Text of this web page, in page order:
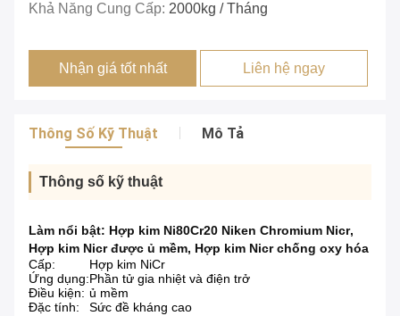
Khả Năng Cung Cấp: 2000kg / Tháng
Nhận giá tốt nhất Liên hệ ngay
Thông Số Kỹ Thuật Mô Tả
Thông số kỹ thuật
Làm nổi bật: Hợp kim Ni80Cr20 Niken Chromium Nicr,
Hợp kim Nicr được ủ mềm, Hợp kim Nicr chống oxy hóa
Cấp:
Hợp kim NiCr
Ứng dụng:Phần tử gia nhiệt và điện trở
Điều kiện: ủ mềm
Đặc tính:
Sức đề kháng cao